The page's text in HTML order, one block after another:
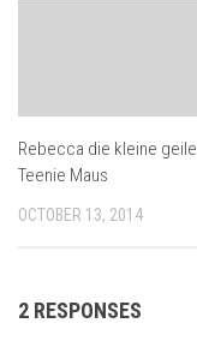
Rebecca die kleine geile
Teenie Maus
OCTOBER 13, 2014
2 RESPONSES